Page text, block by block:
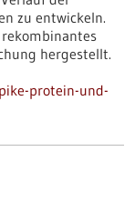
zu entwickeln.
hergestellt.
protein-und-